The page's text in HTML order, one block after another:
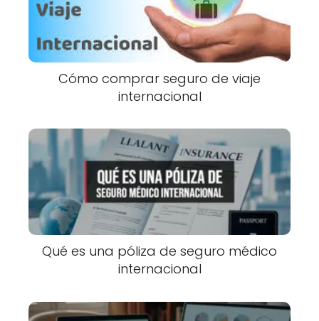
Cómo comprar seguro de viaje
internacional
Qué es una póliza de seguro médico
internacional